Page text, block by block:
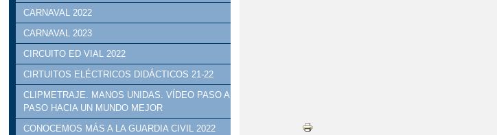
CARNAVAL 2022
CARNAVAL 2023
CIRCUITO ED VIAL 2022
CIRTUITOS ELÉCTRICOS DIDÁCTICOS 21-22
CLIPMETRAJE. MANOS UNIDAS. VÍDEO PASO A
PASO HACIA UN MUNDO MEJOR
CONOCEMOS MÁS A LA GUARDIA CIVIL 2022